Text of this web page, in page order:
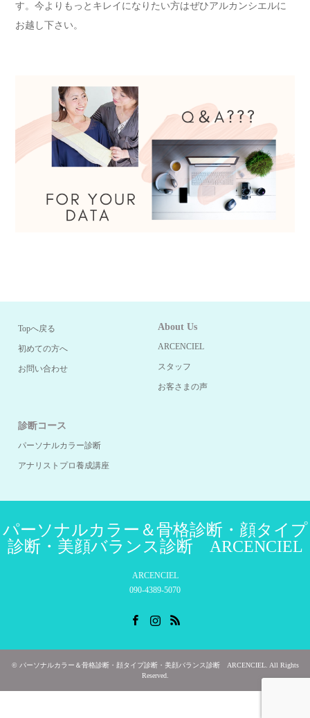
す。今よりもっとキレイになりたい方はぜひアルカンシエルに
お越し下さい。
Topへ戻る
初めての方へ
お問い合わせ
About Us
ARCENCIEL
スタッフ
お客さまの声
診断コース
パーソナルカラー診断
アナリストプロ養成講座
パーソナルカラー＆骨格診断・顔タイプ
診断・美顔バランス診断 ARCENCIEL
ARCENCIEL
090-4389-5070
© パーソナルカラー＆骨格診断・顔タイプ診断・美顔バランス診断 ARCENCIEL. All Rights
Reserved.